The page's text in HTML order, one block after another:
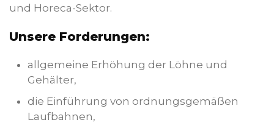
und Horeca-Sektor.
Unsere Forderungen:
allgemeine Erhöhung der Löhne und
Gehälter,
die Einführung von ordnungsgemäßen
Laufbahnen,